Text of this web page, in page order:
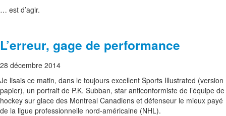
… est d’agir.
L’erreur, gage de performance
28 décembre 2014
Je lisais ce matin, dans le toujours excellent Sports Illustrated (version
papier), un portrait de P.K. Subban, star anticonformiste de l’équipe de
hockey sur glace des Montreal Canadiens et défenseur le mieux payé
de la ligue professionnelle nord-américaine (NHL).